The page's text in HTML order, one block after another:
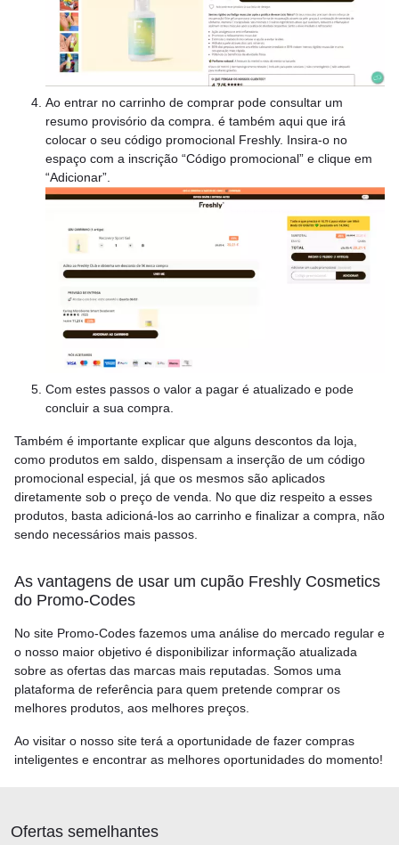
Ao entrar no carrinho de comprar pode consultar um
resumo provisório da compra. é também aqui que irá
colocar o seu código promocional Freshly. Insira-o no
espaço com a inscrição “Código promocional” e clique em
“Adicionar”.
Com estes passos o valor a pagar é atualizado e pode
concluir a sua compra.
Também é importante explicar que alguns descontos da loja,
como produtos em saldo, dispensam a inserção de um código
promocional especial, já que os mesmos são aplicados
diretamente sob o preço de venda. No que diz respeito a esses
produtos, basta adicioná-los ao carrinho e finalizar a compra, não
sendo necessários mais passos.
As vantagens de usar um cupão Freshly Cosmetics
do Promo-Codes
No site Promo-Codes fazemos uma análise do mercado regular e
o nosso maior objetivo é disponibilizar informação atualizada
sobre as ofertas das marcas mais reputadas. Somos uma
plataforma de referência para quem pretende comprar os
melhores produtos, aos melhores preços.
Ao visitar o nosso site terá a oportunidade de fazer compras
inteligentes e encontrar as melhores oportunidades do momento!
Ofertas semelhantes